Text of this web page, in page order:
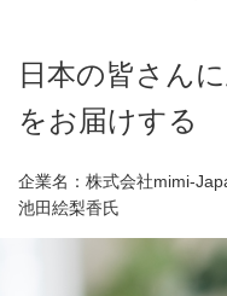
日本の皆さん
をお届けする
企業名：株式会社mimi-
池田絵梨香氏